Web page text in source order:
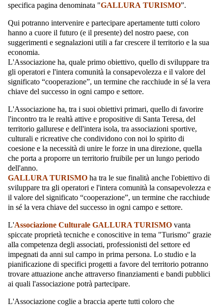
specifica pagina denominata "GALLURA TURISMO”.
Qui potranno intervenire e partecipare apertamente tutti coloro
hanno a cuore il futuro (e il presente) del nostro paese, con
suggerimenti e segnalazioni utili a far crescere il territorio e la sua
economia.
L'Associazione ha, quale primo obiettivo, quello di sviluppare tra
gli operatori e l'intera comunità la consapevolezza e il valore del
significato “cooperazione”, un termine che racchiude in sé la vera
chiave del successo in ogni campo e settore.
L'Associazione ha, tra i suoi obiettivi primari, quello di favorire
l'incontro tra le realtà attive e propositive di Santa Teresa, del
territorio gallurese e dell'intera isola, tra associazioni sportive,
culturali e ricreative che condividono con noi lo spirito di
coesione e la necessità di unire le forze in una direzione, quella
che porta a proporre un territorio fruibile per un lungo periodo
dell'anno.
GALLURA TURISMO ha tra le sue finalità anche l'obiettivo di
sviluppare tra gli operatori e l'intera comunità la consapevolezza e
il valore del significato “cooperazione”, un termine che racchiude
in sé la vera chiave del successo in ogni campo e settore.
L'Associazione Culturale GALLURA TURISMO vanta
spiccate proprietà tecniche e conoscitive in tema "Turismo" grazie
alla competenza degli associati, professionisti del settore ed
impegnati da anni sul campo in prima persona. Lo studio e la
pianificazione di specifici progetti a favore del territorio potranno
trovare attuazione anche attraverso finanziamenti e bandi pubblici
ai quali l'associazione potrà partecipare.
L'Associazione coglie a braccia aperte tutti coloro che